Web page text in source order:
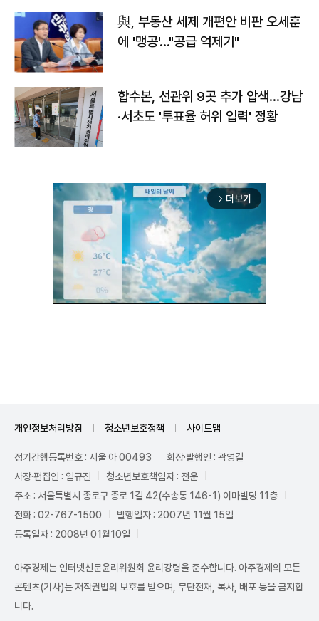
與, 부동산 세제 개편안 비판 오세훈
에 '맹공'…"공급 억제기"
합수본, 선관위 9곳 추가 압색…강남
·서초도 '투표율 허위 입력' 정황
arrow_forward_ios 더보기
개인정보처리방침 청소년보호정책 사이트맵
정기간행등록번호 : 서울 아 00493
회장·발행인 : 곽영길
사장·편집인 : 임규진
청소년보호책임자 : 전운
주소 : 서울특별시 종로구 종로 1길 42(수송동 146-1) 이마빌딩 11층
전화 : 02-767-1500
발행일자 : 2007년 11월 15일
등록일자 : 2008년 01월10일
아주경제는 인터넷신문윤리위원회 윤리강령을 준수합니다. 아주경제의 모든
콘텐츠(기사)는 저작권법의 보호를 받으며, 무단전재, 복사, 배포 등을 금지합
니다.